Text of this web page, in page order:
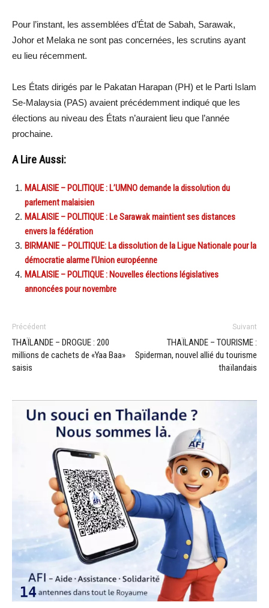
Pour l’instant, les assemblées d’État de Sabah, Sarawak,
Johor et Melaka ne sont pas concernées, les scrutins ayant
eu lieu récemment.
Les États dirigés par le Pakatan Harapan (PH) et le Parti Islam
Se-Malaysia (PAS) avaient précédemment indiqué que les
élections au niveau des États n’auraient lieu que l’année
prochaine.
A Lire Aussi:
MALAISIE – POLITIQUE : L’UMNO demande la dissolution du
parlement malaisien
MALAISIE – POLITIQUE : Le Sarawak maintient ses distances
envers la fédération
BIRMANIE – POLITIQUE: La dissolution de la Ligue Nationale pour la
démocratie alarme l’Union européenne
MALAISIE – POLITIQUE : Nouvelles élections législatives
annoncées pour novembre
Précédent
THAÏLANDE – DROGUE : 200
millions de cachets de «Yaa Baa»
saisis
Suivant
THAÏLANDE – TOURISME :
Spiderman, nouvel allié du tourisme
thaïlandais